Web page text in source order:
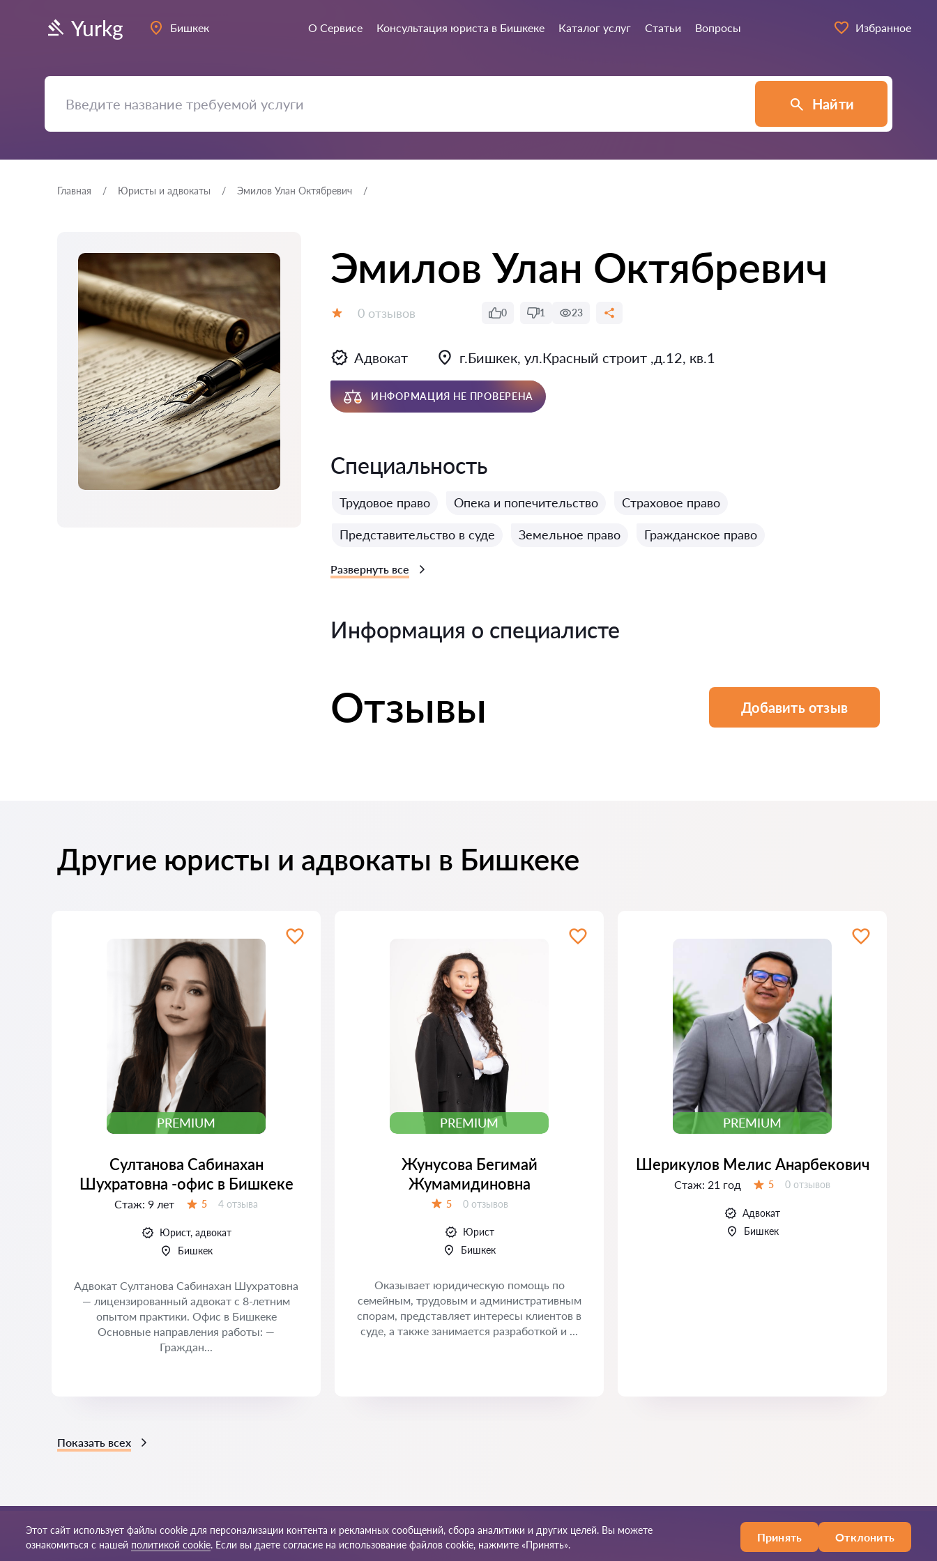
Yurkg Бишкек О Сервисе Консультация юриста в Бишкеке Каталог услуг Статьи Вопросы Избранное
Найти
Главная Юристы и адвокаты Эмилов Улан Октябревич
Эмилов Улан Октябревич
Отзывов:
0 отзывов 0 1 23
Адвокат г.Бишкек, ул.Красный строит ,д.12, кв.1
ИНФОРМАЦИЯ НЕ ПРОВЕРЕНА
Специальность
Трудовое право Опека и попечительство Страховое право
Представительство в суде Земельное право Гражданское право
Развернуть все
Информация о специалисте
Отзывы Добавить отзыв
Другие юристы и адвокаты в Бишкеке
PREMIUM
Султанова Сабинахан
Шухратовна -офис в Бишкеке
Стаж: 9 лет 5 Отзывов:
4 отзыва
Юрист, адвокат
Бишкек
Адвокат Султанова Сабинахан Шухратовна
— лицензированный адвокат с 8-летним
опытом практики. Офис в Бишкеке
Основные направления работы: —
Граждан...
PREMIUM
Жунусова Бегимай
Жумамидиновна
5 Отзывов:
0 отзывов
Юрист
Бишкек
Оказывает юридическую помощь по
семейным, трудовым и административным
спорам, представляет интересы клиентов в
суде, а также занимается разработкой и ...
PREMIUM
Шерикулов Мелис Анарбекович
Стаж: 21 год 5 Отзывов:
0 отзывов
Адвокат
Бишкек
Показать всех
© 2026 Yurkg Правила пользования Карта сайта Наша сеть по миру
Этот сайт использует файлы cookie для персонализации контента и рекламных сообщений, сбора аналитики и других целей. Вы можете
ознакомиться с нашей политикой cookie. Если вы даете согласие на использование файлов cookie, нажмите «Принять».
Принять Отклонить